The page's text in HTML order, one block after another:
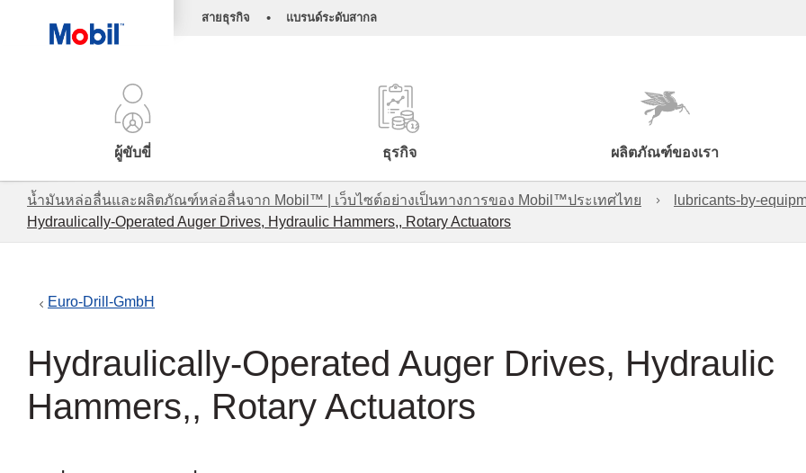
สายธุรกิจ • แบรนด์ระดับสากล
ผู้ขับขี่ ธุรกิจ ผลิตภัณฑ์ของเรา
น้ำมันหล่อลื่นและผลิตภัณฑ์หล่อลื่นจาก Mobil™ | เว็บไซต์อย่างเป็นทางการของ Mobil™ประเทศไทย
lubricants-by-
Hydraulically-Operated Auger Drives, Hydraulic Hammers,, Rotary Actuators
Euro-Drill-GmbH
Hydraulically-Operated Auger Drives, Hydraulic
Hammers,, Rotary Actuators